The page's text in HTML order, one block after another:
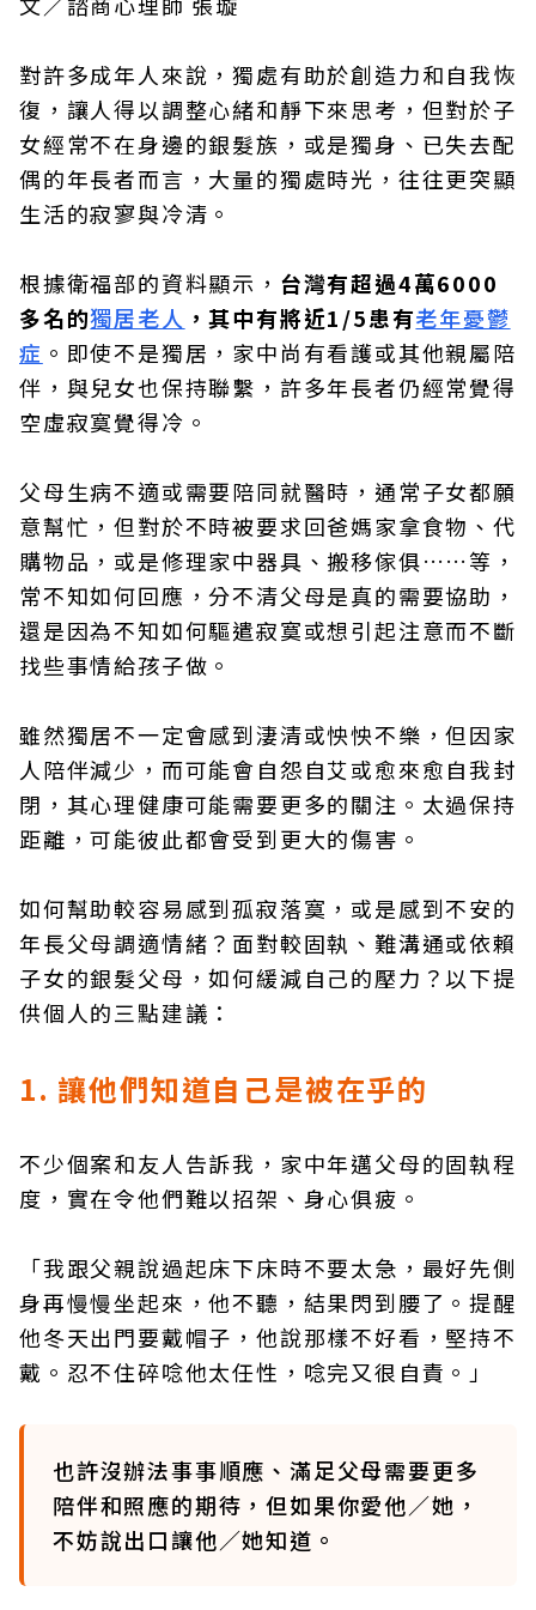
對許多成年人來說，獨處有助於創造力和自我恢
復，讓人得以調整心緒和靜下來思考，但對於子
女經常不在身邊的銀髮族，或是獨身、已失去配
偶的年長者而言，大量的獨處時光，往往更突顯
生活的寂寥與冷清。
根據衛福部的資料顯示， 台灣有超過4萬6000
多名的獨居老人 ，其中有將近1/5患有老年憂鬱
症 。即使不是獨居，家中尚有看護或其他親屬陪
伴，與兒女也保持聯繫，許多年長者仍經常覺得
空虛寂寞覺得冷。
父母生病不適或需要陪同就醫時，通常子女都願
意幫忙，但對於不時被要求回爸媽家拿食物、代
購物品，或是修理家中器具、搬移傢俱……等，
常不知如何回應，分不清父母是真的需要協助，
還是因為不知如何驅遣寂寞或想引起注意而不斷
找些事情給孩子做。
雖然獨居不一定會感到淒清或怏怏不樂，但因家
人陪伴減少，而可能會自怨自艾或愈來愈自我封
閉，其心理健康可能需要更多的關注。太過保持
距離，可能彼此都會受到更大的傷害。
如何幫助較容易感到孤寂落寞，或是感到不安的
年長父母調適情緒？面對較固執、難溝通或依賴
子女的銀髮父母，如何緩減自己的壓力？以下提
供個人的三點建議：
1. 讓他們知道自己是被在乎的
不少個案和友人告訴我，家中年邁父母的固執程
度，實在令他們難以招架、身心俱疲。
「我跟父親說過起床下床時不要太急，最好先側
身再慢慢坐起來，他不聽，結果閃到腰了。提醒
他冬天出門要戴帽子，他說那樣不好看，堅持不
戴。忍不住碎唸他太任性，唸完又很自責。」
也許沒辦法事事順應、滿足父母需要更多
陪伴和照應的期待，但如果你愛他／她，
不妨說出口讓他／她知道。